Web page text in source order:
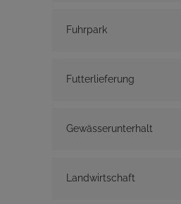
Fuhrpark
Futterlieferung
Gewässerunterhalt
Landwirtschaft